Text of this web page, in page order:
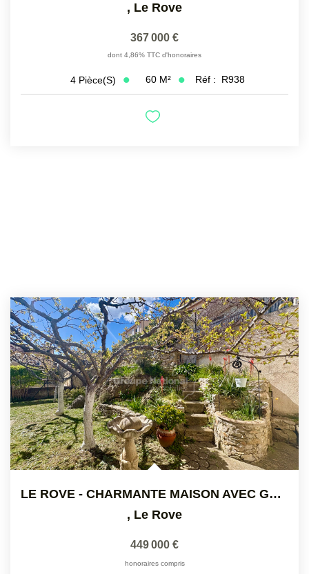
, Le Rove
367 000 €
dont 4,86% TTC d'honoraires
4 Pièce(s) 60 M² Réf : R938
LE ROVE - CHARMANTE MAISON AVEC GARAGE ET PISCINE
, Le Rove
449 000 €
honoraires compris